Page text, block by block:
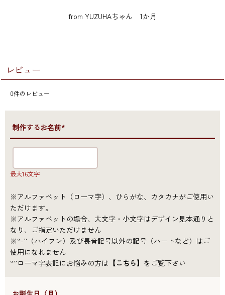
from YUZUHAちゃん 1か月
レビュー
0件のレビュー
●制作するお名前*
最大16文字
※アルファベット（ローマ字）、ひらがな、カタカナがご使用い
ただけます。
※アルファベットの場合、大文字・小文字はデザイン見本通りと
なり、ご指定いただけません
※“-”（ハイフン）及び長音記号以外の記号（ハートなど）はご
使用になれません
“”ローマ字表記にお悩みの方は 【こちら】 をご覧下さい